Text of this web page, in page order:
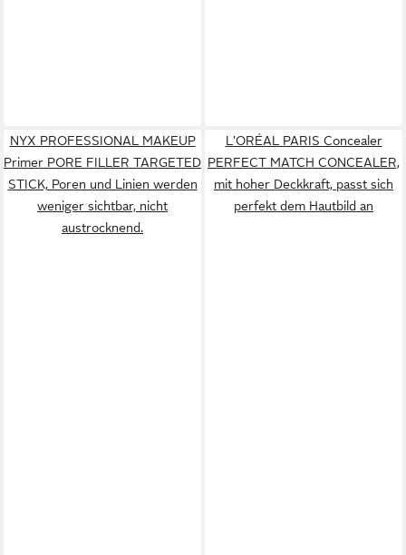
NYX PROFESSIONAL MAKEUP
Primer PORE FILLER TARGETED
STICK, Poren und Linien werden
weniger sichtbar, nicht
austrocknend.
L'ORÉAL PARIS Concealer
PERFECT MATCH CONCEALER,
mit hoher Deckkraft, passt sich
perfekt dem Hautbild an